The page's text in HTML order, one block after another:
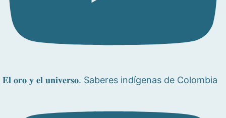
𝐄𝐥 𝐨𝐫𝐨 𝐲 𝐞𝐥 𝐮𝐧𝐢𝐯𝐞𝐫𝐬𝐨. Saberes indígenas de Colombia